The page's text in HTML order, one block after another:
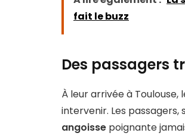
fait le buzz
Des passagers
À leur arrivée à
intervenir. Les
angoisse poignante